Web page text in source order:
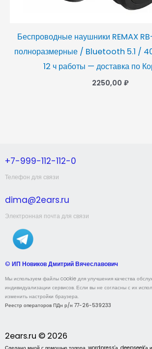
Беспроводные наушники REMAX
полноразмерные / Bluetooth 5.1 /
12 ч работы — доставка по
2250,00 ₽
+7-999-112-112-0
Телефон для связи
dima@2ears.ru
Электронная почта для связи
© ИП Новиков Дмитрий Вячеславович
Мы используем файлы cookie для улучшения качества
индивидуализации сервисов. Если вы не согласны с их
изменить настройки браузера.
Реестр операторов ПДн р/н 77-26-539233
2ears.ru © 2026